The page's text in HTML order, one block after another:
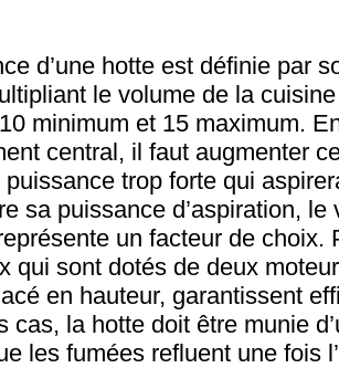
d’une hotte est définie par
le volume de la
minimum et 15 maximum.
central, il faut augmenter
trop forte qui
sa puissance d’aspiration,
un facteur de choix.
qui sont dotés de deux
en hauteur, garantissent
cas, la hotte doit être munie
les fumées refluent une fois